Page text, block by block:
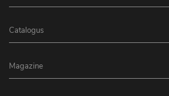
Catalogus
Magazine